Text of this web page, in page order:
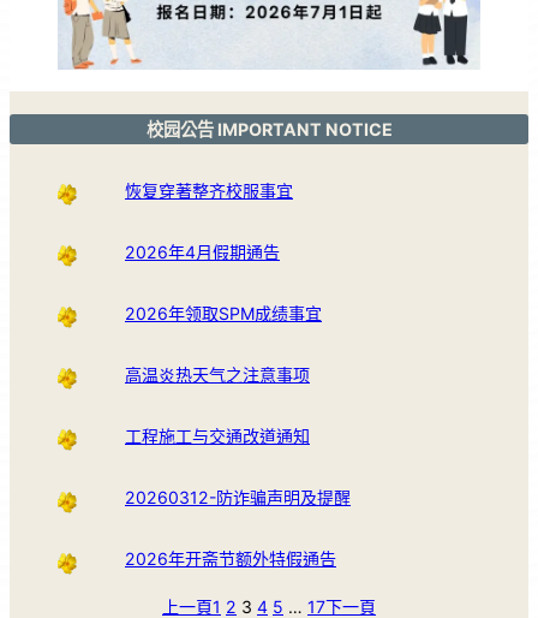
校园公告 IMPORTANT NOTICE
恢复穿著整齐校服事宜
2026年4月假期通告
2026年领取SPM成绩事宜
高温炎热天气之注意事项
工程施工与交通改道通知
20260312-防诈骗声明及提醒
2026年开斋节额外特假通告
上一頁1 2 3 4 5 … 17下一頁